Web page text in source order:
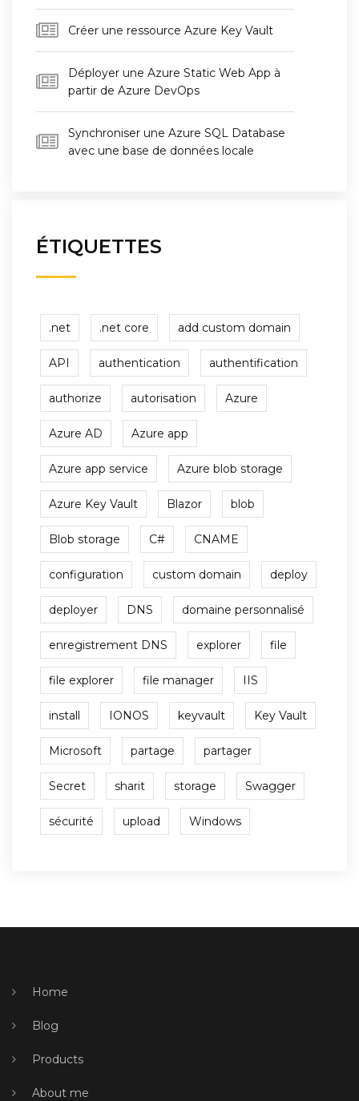
Créer une ressource Azure Key Vault
Déployer une Azure Static Web App à
partir de Azure DevOps
Synchroniser une Azure SQL Database
avec une base de données locale
ÉTIQUETTES
.net .net core add custom domain
API authentication authentification
authorize autorisation Azure
Azure AD Azure app
Azure app service Azure blob storage
Azure Key Vault Blazor blob
Blob storage C# CNAME
configuration custom domain deploy
deployer DNS domaine personnalisé
enregistrement DNS explorer file
file explorer file manager IIS
install IONOS keyvault Key Vault
Microsoft partage partager
Secret sharit storage Swagger
sécurité upload Windows
Home
Blog
Products
About me